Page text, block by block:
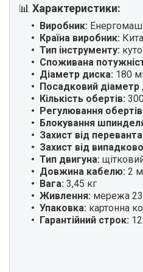
Ручний інструмент
Садова техніка та
Крани гаражні гідравлічні
Траверса для вивішування
двигуна
Компресори та
пневмоінструменти
Насоси та насосне
Автотовари
Розхідні матеріали й
приналежності
Обладання для складів
Бензоінструмент
Басейни
Товари для дому
📊 Характеристики:
Виробник: Енергомаш
Країна виробник:
Тип інструменту:
Споживана
Діаметр диска: 180
Посадковий діаметр
Кількість обертів:
Регулювання
Блокування
Захист від
Захист від
Тип двигуна:
Довжина кабелю: 2
Вага: 3,45 кг
Живлення: мережа
Упаковка: картонна
Гарантійний строк: